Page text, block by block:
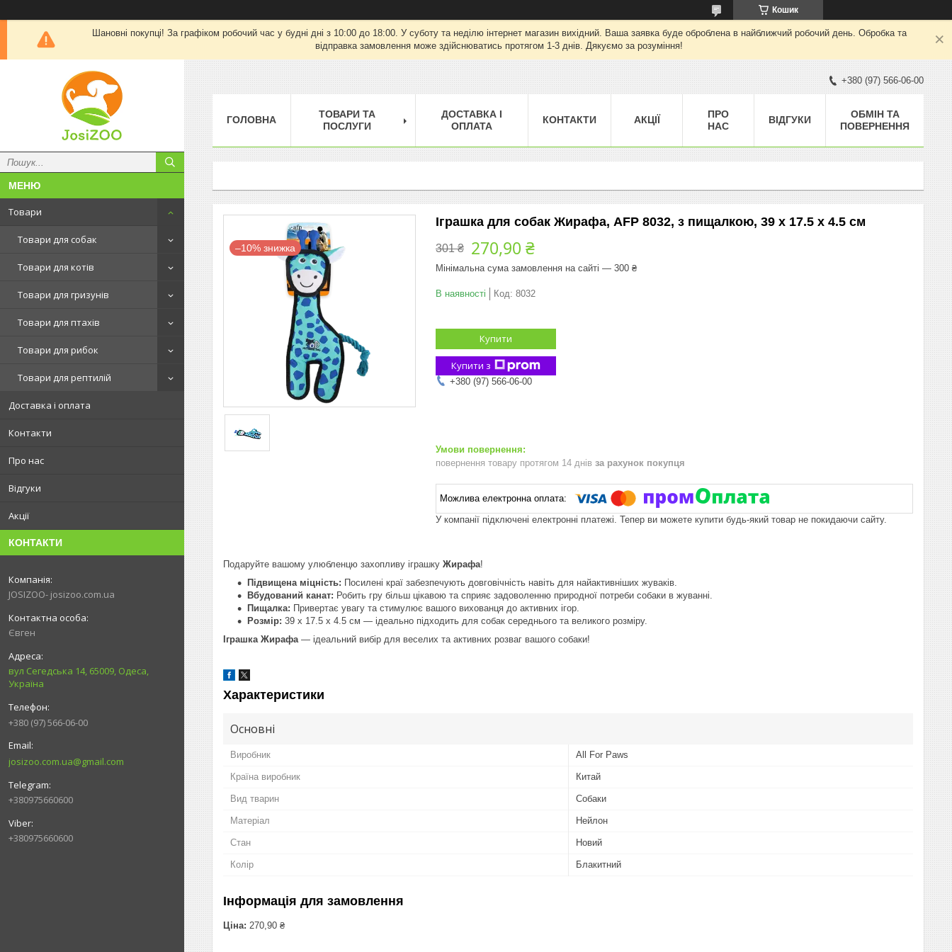
Кошик
Шановні покупці! За графіком робочий час у будні дні з 10:00 до 18:00. У суботу та неділю інтернет магазин вихідний. Ваша заявка буде оброблена в найближчий робочий день. Обробка та
відправка замовлення може здійснюватись протягом 1-3 днів. Дякуємо за розуміння!
Товари
Товари для собак
Товари для котів
Товари для гризунів
Товари для птахів
Товари для рибок
Товари для рептилій
Доставка і оплата
Контакти
Про нас
Відгуки
Акції
КОНТАКТИ
JOSIZOO- josizoo.com.ua
Євген
вул Сегедська 14, 65009, Одеса,
Україна
+380 (97) 566-06-00
josizoo.com.ua@gmail.com
+380975660600
+380975660600
+380 (97) 566-06-00
ГОЛОВНА
ТОВАРИ ТА
ПОСЛУГИ
ДОСТАВКА І
ОПЛАТА
КОНТАКТИ АКЦІЇ
ПРО
НАС
ВІДГУКИ
ОБМІН ТА
ПОВЕРНЕННЯ
–10%
Іграшка для собак Жирафа, AFP 8032, з пищалкою, 39 x 17.5 x 4.5 см
301 ₴ 270,90 ₴
Мінімальна сума замовлення на сайті — 300 ₴
В наявності Код: 8032
Купити
Купити з
+380 (97) 566-06-00
повернення товару протягом 14 днів за рахунок покупця
У компанії підключені електронні платежі. Тепер ви можете купити будь-який товар не покидаючи сайту.
Подаруйте вашому улюбленцю захопливу іграшку Жирафа!
Підвищена міцність: Посилені краї забезпечують довговічність навіть для найактивніших жуваків.
Вбудований канат: Робить гру більш цікавою та сприяє задоволенню природної потреби собаки в жуванні.
Пищалка: Привертає увагу та стимулює вашого вихованця до активних ігор.
Розмір: 39 x 17.5 x 4.5 см — ідеально підходить для собак середнього та великого розміру.
Іграшка Жирафа — ідеальний вибір для веселих та активних розваг вашого собаки!
Характеристики
Основні
Виробник All For Paws
Країна виробник Китай
Вид тварин Собаки
Матеріал Нейлон
Стан Новий
Колір Блакитний
Інформація для замовлення
Ціна: 270,90 ₴